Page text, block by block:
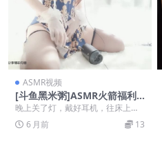
ASMR视频
[斗鱼黑米粥]ASMR火箭福利
长腿旗袍装
晚上关了灯，戴好耳机，往床上一
躺，满屏就剩下一个穿着旗袍的小
姐姐，谁能顶得住？斗...
6 月前 13